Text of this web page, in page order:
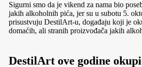
Sigurni smo da je vikend za nama bio
jakih alkoholnih pića, jer su u subotu 5.
prisustvuju DestilArt-u, događaju koji je
domaćih, ali stranih proizvođača jakih
DestilArt ove godine